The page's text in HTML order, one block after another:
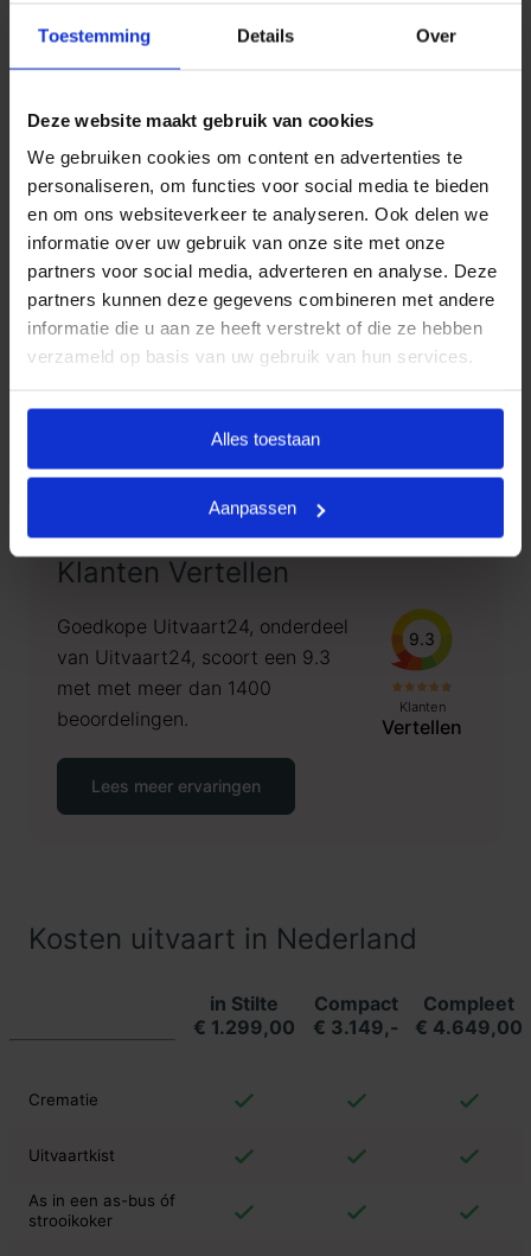
Toestemming Details Over
Deze website maakt gebruik van cookies
We gebruiken cookies om content en advertenties te
personaliseren, om functies voor social media te bieden
en om ons websiteverkeer te analyseren. Ook delen we
informatie over uw gebruik van onze site met onze
partners voor social media, adverteren en analyse. Deze
partners kunnen deze gegevens combineren met andere
informatie die u aan ze heeft verstrekt of die ze hebben
verzameld op basis van uw gebruik van hun services.
Alles toestaan
Aanpassen
uitvaartwensen. In één oogopslag ziet u al uw opties
en de daarbij behorende (eerlijke) prijzen. U betaalt
afnemen en wat past binnen uw budget. Indien u dit
wenst, kunt u deze pakketten uiteraard uitbreiden.
Door met vaste uitvaartpakketten te werken, kan
Goedkope Uitvaart24 u een goed verzorgde,
persoonlijke en waardige begrafenis tegen een
eerlijk tarief garanderen.
Heeft u vragen of wilt u graag meer informatie
085 016 0685
Klanten Vertellen
Goedkope Uitvaart24, onderdeel
van Uitvaart24, scoort een 9.3
met met meer dan 1400
beoordelingen.
9.3
Klanten
Vertellen
Lees meer ervaringen
Kosten uitvaart in Nederland
in Stilte
€ 1.299,00
Compact
€ 3.149,-
Compleet
€ 4.649,00
Crematie
Uitvaartkist
As in een as-bus óf
strooikoker